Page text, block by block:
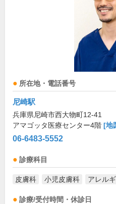
所在地・電話番号
尼崎駅
兵庫県尼崎市西大物町12-41
アマゴッタ医療センター4階 [地
06-6483-5552
診療科目
皮膚科 小児皮膚科 アレル
診療/受付時間・休診日